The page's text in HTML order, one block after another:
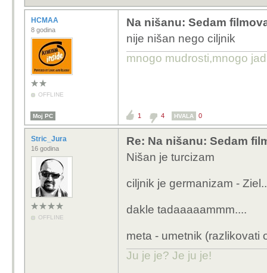
HCMAA
8 godina
OFFLINE
Na nišanu: Sedam
nije nišan nego ciljnik
mnogo mudrosti,mnogo
Moj PC 1 4 HVALA 0
Stric_Jura
16 godina
OFFLINE
Re: Na nišanu: Sedam
Nišan je turcizam
ciljnik je germanizam -
dakle tadaaaaammm....
meta - umetnik (razlikovati
Ju je je? Je ju je!